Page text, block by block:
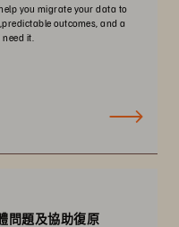
you migrate your data to
outcomes, and a
it.
問題及協助復原